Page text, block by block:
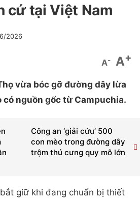
cứ tại Việt Nam
2026
A- A+
vừa bóc gỡ đường dây lừa
có nguồn gốc từ Campuchia.
Công an ‘giải cứu’ 500
con mèo trong đường dây
trộm thú cưng quy mô lớn
giữ khi đang chuẩn bị thiết